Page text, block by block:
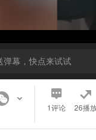
弹幕，快点来试试
1评论 26播